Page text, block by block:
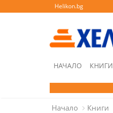
Helikon.bg
НАЧАЛО КНИГИ
Начало Книги